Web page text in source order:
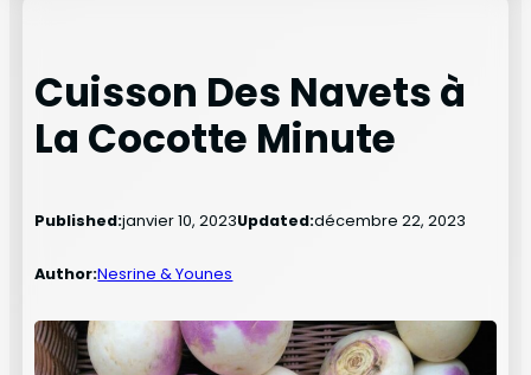
Cuisson Des Navets à
La Cocotte Minute
Published:janvier 10, 2023Updated:décembre 22, 2023
Author:Nesrine & Younes